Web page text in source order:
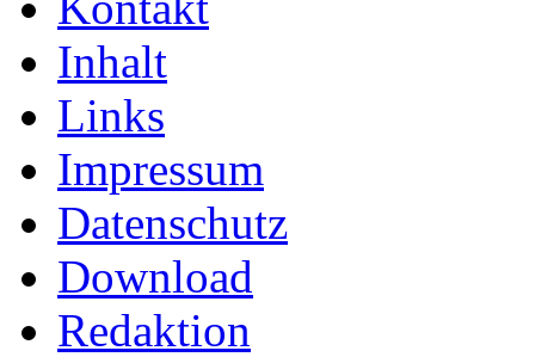
Inhalt
Links
Impressum
Datenschutz
Download
Redaktion